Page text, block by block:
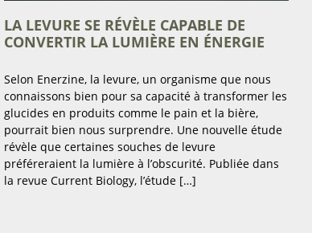
LA LEVURE SE RÉVÈLE CAPABLE DE
CONVERTIR LA LUMIÈRE EN ÉNERGIE
Selon Enerzine, la levure, un organisme que nous
connaissons bien pour sa capacité à transformer les
glucides en produits comme le pain et la bière,
pourrait bien nous surprendre. Une nouvelle étude
révèle que certaines souches de levure
préféreraient la lumière à l’obscurité. Publiée dans
la revue Current Biology, l’étude […]